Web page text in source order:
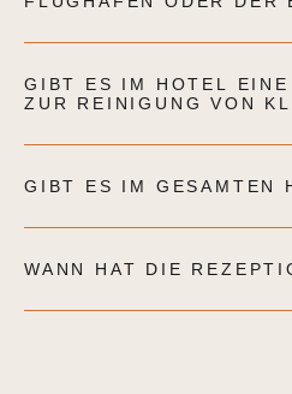
GIBT ES IM HOTEL
ZUR REINIGUNG VON
GIBT ES IM GESAMTEN
WANN HAT DIE